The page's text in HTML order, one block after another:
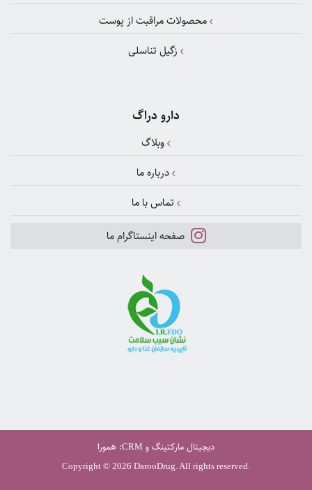
محصولات مراقبت از پوست
زگیل تناسلی
دارو دراگ
وبلاگ
درباره ما
تماس با ما
صفحه اینستاگرام ما
دیجیتال مارکتینگ و CRM
: همورا
Copyright © 2026 DarooDrug. All rights reserved.